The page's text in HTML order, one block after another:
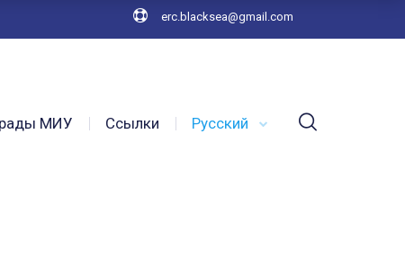
erc.blacksea@gmail.com
МИУ Ссылки Русский